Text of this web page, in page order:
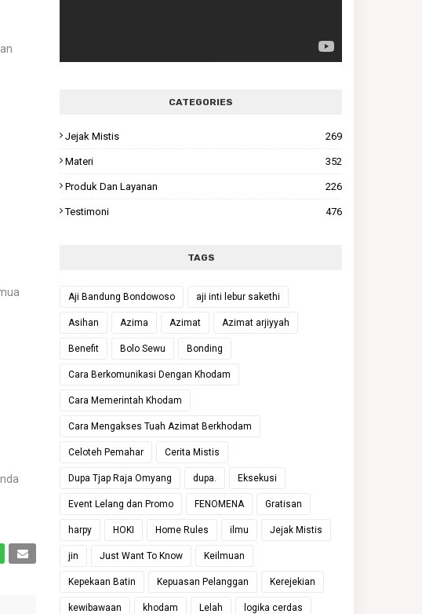
CATEGORIES
Jejak Mistis 269
Materi 352
Produk Dan Layanan 226
Testimoni 476
TAGS
Aji Bandung Bondowoso aji inti lebur sakethi
Asihan Azima Azimat Azimat arjiyyah
Benefit Bolo Sewu Bonding
Cara Berkomunikasi Dengan Khodam
Cara Memerintah Khodam
Cara Mengakses Tuah Azimat Berkhodam
Celoteh Pemahar Cerita Mistis
Dupa Tjap Raja Omyang dupa. Eksekusi
Event Lelang dan Promo FENOMENA Gratisan
harpy HOKI Home Rules ilmu Jejak Mistis
jin Just Want To Know Keilmuan
Kepekaan Batin Kepuasan Pelanggan Kerejekian
kewibawaan khodam Lelah logika cerdas